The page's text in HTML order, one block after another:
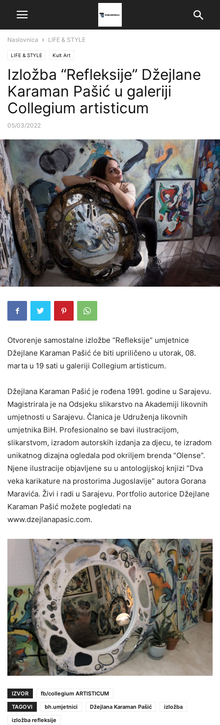
Naslovnica LIFE & STYLE
LIFE & STYLE Kult Art
Izložba “Refleksije” Džejlane
Karaman Pašić u galeriji
Collegium artisticum
05/03/2022
Otvorenje samostalne izložbe “Refleksije” umjetnice
Džejlane Karaman Pašić će biti upriličeno u utorak, 08.
marta u 19 sati u galeriji Collegium artisticum.
Džejlana Karaman Pašić je rođena 1991. godine u Sarajevu.
Magistrirala je na Odsjeku slikarstvo na Akademiji likovnih
umjetnosti u Sarajevu. Članica je Udruženja likovnih
umjetnika BiH. Profesionalno se bavi ilustracijom,
slikarstvom, izradom autorskih izdanja za djecu, te izradom
unikatnog dizajna ogledala pod okriljem brenda “Olense”.
Njene ilustracije objavljene su u antologijskoj knjizi ”Dva
veka karikature na prostorima Jugoslavije“ autora Gorana
Maravića. Živi i radi u Sarajevu. Portfolio autorice Džejlane
Karaman Pašić možete pogledati na
www.dzejlanapasic.com.
IZVOR
fb/collegium ARTISTICUM
TAGOVI
bh.umjetnici Džejlana Karaman Pašić
izložba
izložba refleksije